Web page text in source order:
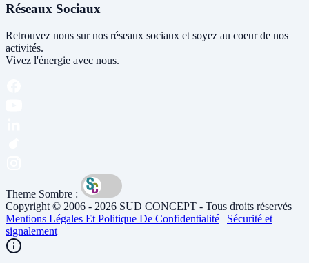
Réseaux Sociaux
Retrouvez nous sur nos réseaux sociaux et soyez au coeur de nos
activités.
Vivez l'énergie avec nous.
Theme Sombre :
Copyright © 2006 - 2026 SUD CONCEPT - Tous droits réservés
Mentions Légales Et Politique De Confidentialité | Sécurité et
signalement